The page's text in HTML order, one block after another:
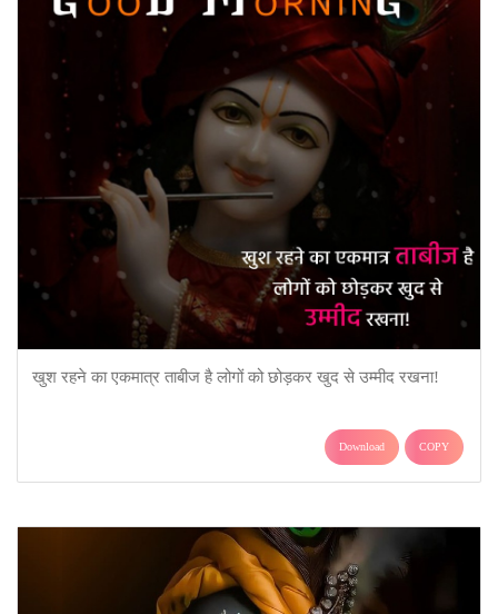
खुश रहने का एकमात्र ताबीज है लोगों को छोड़कर खुद से उम्मीद रखना!
Download COPY